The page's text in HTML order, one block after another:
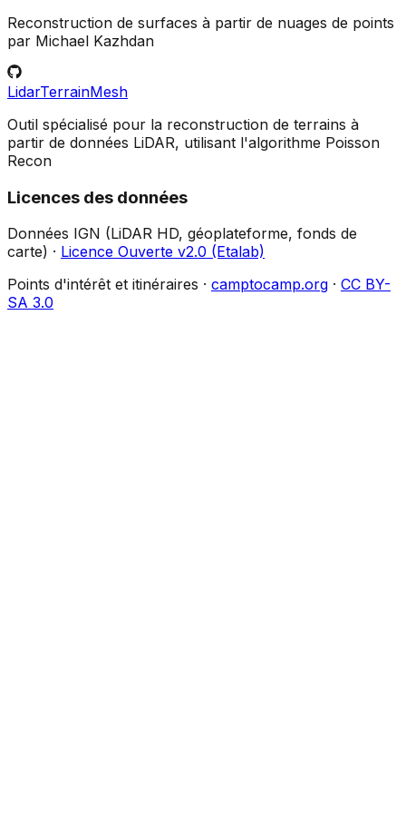
Reconstruction de surfaces à partir de nuages de points
par Michael Kazhdan
LidarTerrainMesh
Outil spécialisé pour la reconstruction de terrains à
partir de données LiDAR, utilisant l'algorithme Poisson
Recon
Licences des données
Données IGN (LiDAR HD, géoplateforme, fonds de
carte) · Licence Ouverte v2.0 (Etalab)
Points d'intérêt et itinéraires · camptocamp.org · CC BY-
SA 3.0